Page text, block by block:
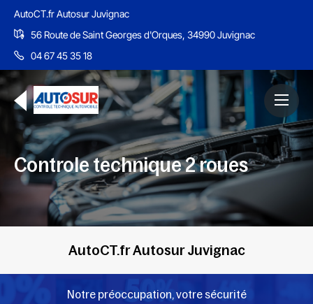
AutoCT.fr Autosur Juvignac
56 Route de Saint Georges d'Orques, 34990 Juvignac
04 67 45 35 18
Controle technique 2 roues
AutoCT.fr Autosur Juvignac
Notre préoccupation, votre sécurité